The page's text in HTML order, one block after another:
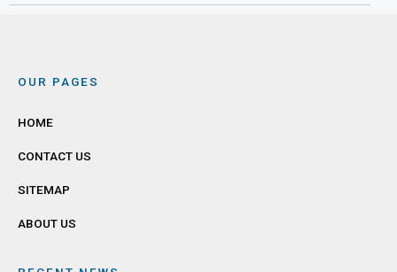
OUR PAGES
HOME
CONTACT US
SITEMAP
ABOUT US